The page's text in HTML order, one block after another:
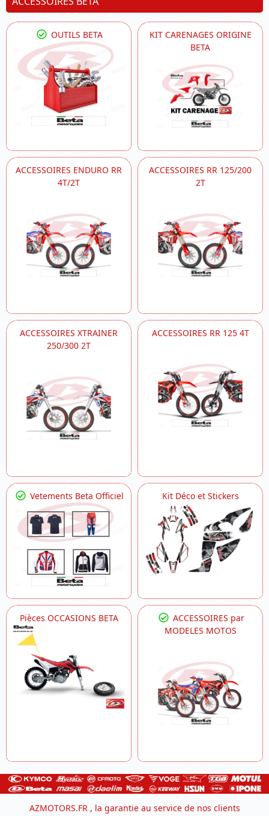
OUTILS BETA
KIT CARENAGES ORIGINE
BETA
ACCESSOIRES ENDURO RR
4T/2T
ACCESSOIRES RR 125/200
2T
ACCESSOIRES XTRAINER
250/300 2T
ACCESSOIRES RR 125 4T
Vetements Beta Officiel Kit Déco et Stickers
Pièces OCCASIONS BETA
ACCESSOIRES par
MODELES MOTOS
AZMOTORS.FR , la garantie au service de nos clients